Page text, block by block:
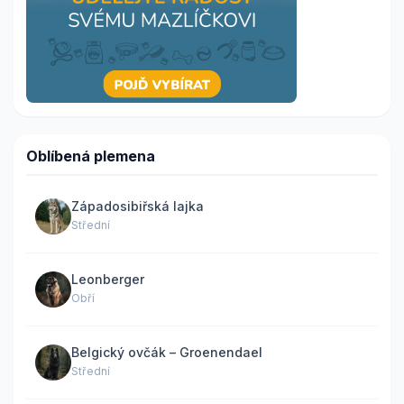
Oblíbená plemena
Západosibiřská lajka
Střední
Leonberger
Obří
Belgický ovčák – Groenendael
Střední